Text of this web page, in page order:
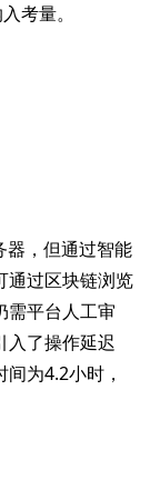
考量。
器，但通过智能
通过区块链浏览
需平台人工审
入了操作延迟
为4.2小时，